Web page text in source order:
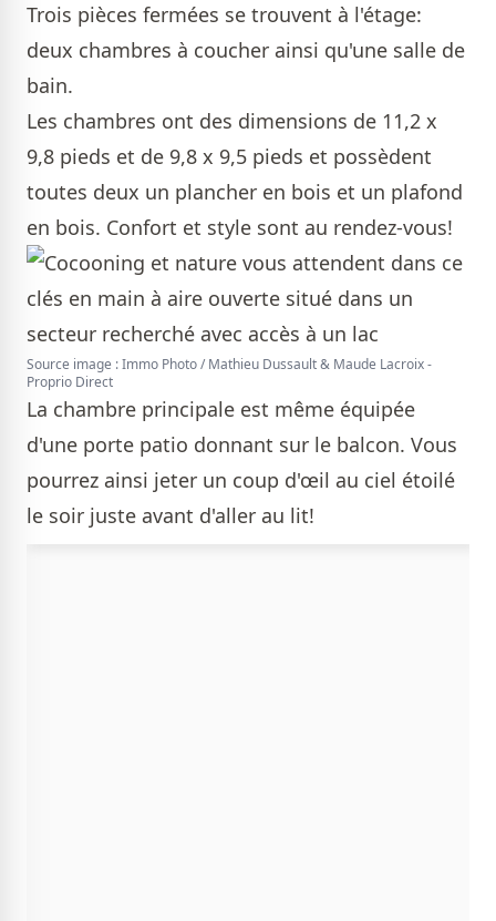
Trois pièces fermées se trouvent à l'étage:
deux chambres à coucher ainsi qu'une salle de
bain.
Les chambres ont des dimensions de 11,2 x
9,8 pieds et de 9,8 x 9,5 pieds et possèdent
toutes deux un plancher en bois et un plafond
en bois. Confort et style sont au rendez-vous!
Source image : Immo Photo / Mathieu Dussault & Maude Lacroix -
Proprio Direct
La chambre principale est même équipée
d'une porte patio donnant sur le balcon. Vous
pourrez ainsi jeter un coup d'œil au ciel étoilé
le soir juste avant d'aller au lit!